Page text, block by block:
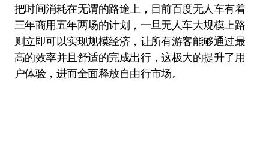
把时间消耗在无谓的路途上，目前百度无人车有着
三年商用五年两场的计划，一旦无人车大规模上路
则立即可以实现规模经济，让所有游客能够通过最
高的效率并且舒适的完成出行，这极大的提升了用
户体验，进而全面释放自由行市场。